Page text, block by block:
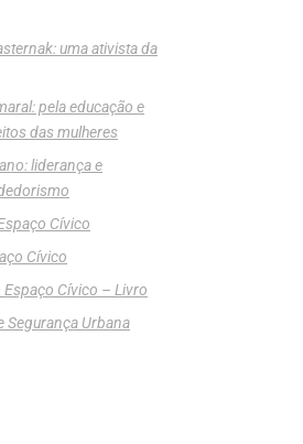
uma ativista da
pela educação e
das mulheres
liderança e
Cívico
Cívico
Espaço Cívico – Livro
Segurança Urbana